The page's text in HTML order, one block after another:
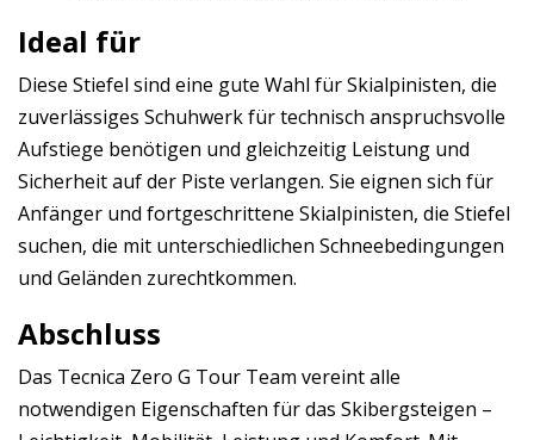
Ideal für
Diese Stiefel sind eine gute Wahl für Skialpinisten, die
zuverlässiges Schuhwerk für technisch anspruchsvolle
Aufstiege benötigen und gleichzeitig Leistung und
Sicherheit auf der Piste verlangen. Sie eignen sich für
Anfänger und fortgeschrittene Skialpinisten, die Stiefel
suchen, die mit unterschiedlichen Schneebedingungen
und Geländen zurechtkommen.
Abschluss
Das Tecnica Zero G Tour Team vereint alle
notwendigen Eigenschaften für das Skibergsteigen –